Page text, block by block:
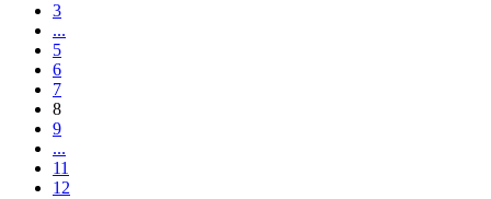
3
...
5
6
7
8
9
...
11
12